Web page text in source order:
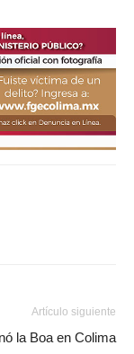
Artículo siguiente
la Boa en Colima